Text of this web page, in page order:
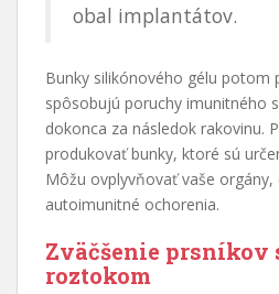
obal implantátov.
Bunky silikónového gélu potom
spôsobujú poruchy imunitného
dokonca za následok rakovinu.
produkovať bunky, ktoré sú
Môžu ovplyvňovať vaše
autoimunitné ochorenia.
Zväčšenie prsníkov
roztokom